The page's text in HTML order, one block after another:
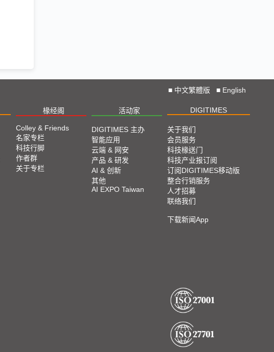
■ 中文繁體版 ■ English
椽经阁 活动家 DIGITIMES
Colley & Friends
名家专栏
科技行脚
作者群
关于专栏
DIGITIMES 主办
智能应用
云端 & 网安
产品 & 研发
AI & 创新
其他
AI EXPO Taiwan
关于我们
会员服务
科技椽送门
科技产业报订阅
订阅DIGITIMES移动版
整合行销服务
人才招募
联络我们
下载新闻App